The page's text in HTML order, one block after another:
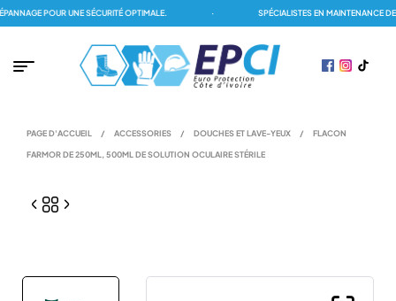
POUR UNE SÉCURITÉ OPTIMALE. SPÉCIALISTES EN MAINTENANCE DES
PAGE D'ACCUEIL / ACCESSORIES / DOUCHES ET LAVE-YEUX / FLACON
FARMOR DE 250ML, 500ML DE SOLUTION OCULAIRE STÉRILE